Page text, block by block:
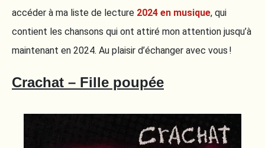
accéder à ma liste de lecture 2024 en musique, qui
contient les chansons qui ont attiré mon attention jusqu’à
maintenant en 2024. Au plaisir d’échanger avec vous !
Crachat – Fille poupée